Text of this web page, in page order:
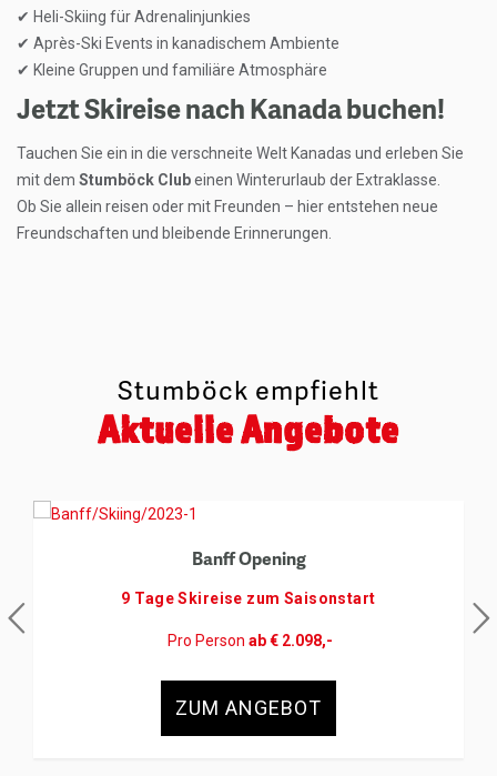
✔ Heli-Skiing für Adrenalinjunkies
✔ Après-Ski Events in kanadischem Ambiente
✔ Kleine Gruppen und familiäre Atmosphäre
Jetzt Skireise nach Kanada buchen!
Tauchen Sie ein in die verschneite Welt Kanadas und erleben Sie
mit dem Stumböck Clubeinen Winterurlaub der Extraklasse.
Ob Sie allein reisen oder mit Freunden – hier entstehen neue
Freundschaften und bleibende Erinnerungen.
Stumböck empfiehlt
Aktuelle Angebote
Banff Opening
9 Tage Skireise zum Saisonstart
Pro Person ab € 2.098,-
ZUM ANGEBOT